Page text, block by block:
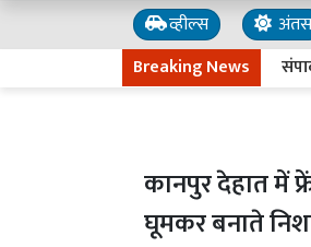
व्हील्स अंतस
Breaking Newsसंपादकीय
कानपुर देहात में
घूमकर बनाते